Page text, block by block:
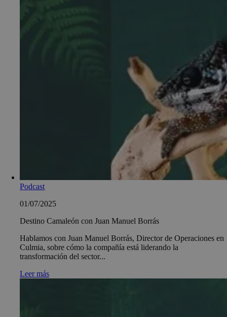
Podcast
01/07/2025
Destino Camaleón con Juan Manuel Borrás
Hablamos con Juan Manuel Borrás, Director de Operaciones en
Culmia, sobre cómo la compañía está liderando la
transformación del sector...
Leer más